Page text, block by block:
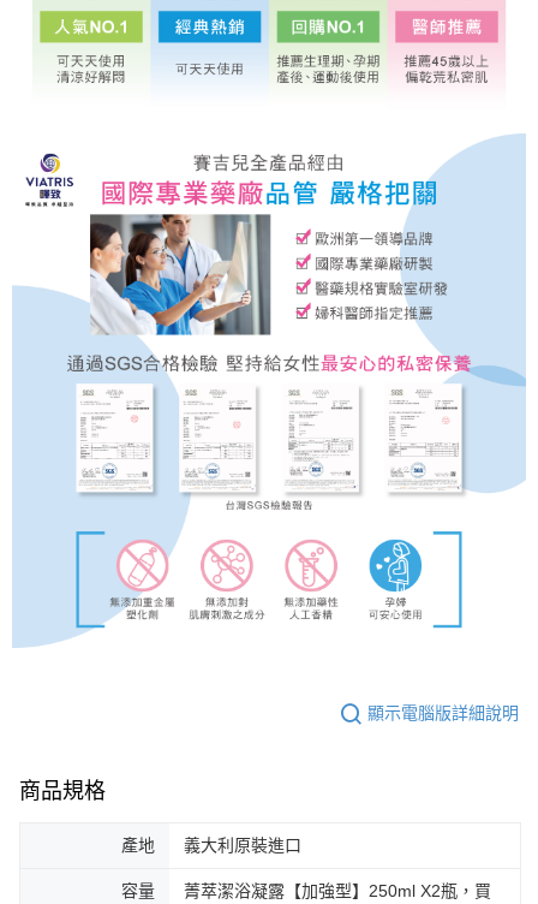
顯示電腦版詳細說明
商品規格
產地 義大利原裝進口
容量
菁萃潔浴凝露【加強型】250ml X2瓶，買